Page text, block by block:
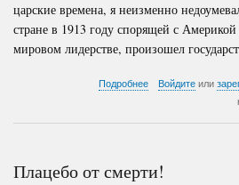
царские времена, я неизменно
стране в 1913 году спорящей с Америкой
мировом лидерстве, произошел
Подробнее Войдите или
Плацебо от смерти!